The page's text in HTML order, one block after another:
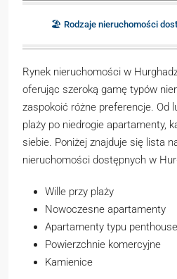
🏖️ Rodzaje nieruchomości
Rynek nieruchomości w
oferując szeroką gamę typów
zaspokoić różne preferencje. Od
plaży po niedrogie apartamenty,
siebie. Poniżej znajduje się lista
nieruchomości dostępnych w
Wille przy plaży
Nowoczesne apartamenty
Apartamenty typu penthouse
Powierzchnie komercyjne
Kamienice